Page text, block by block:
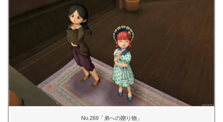
No.269「弟への贈り物」